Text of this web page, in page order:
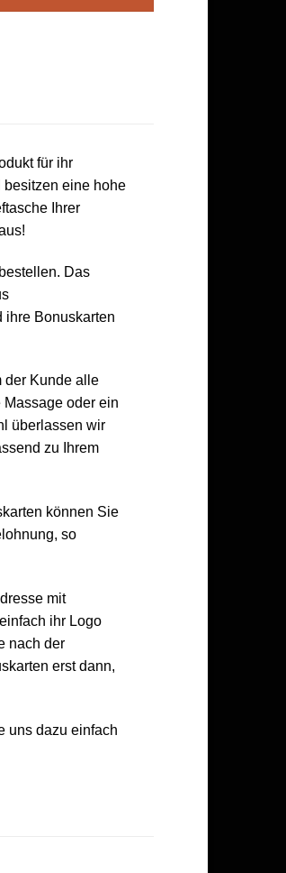
für ihr
besitzen eine hohe
Ihrer
Das
ihre Bonuskarten
der Kunde alle
oder ein
überlassen wir
zu Ihrem
können Sie
so
mit
ihr Logo
nach der
erst dann,
uns dazu einfach